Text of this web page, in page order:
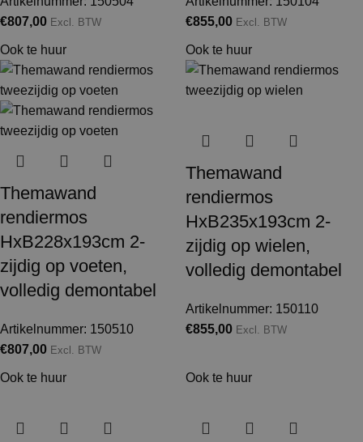
€807,00 Excl. BTW
€855,00 Excl. BTW
Ook te huur
Themawand
rendiermos
HxB228x193cm 2-
zijdig op voeten,
volledig demontabel
Artikelnummer: 150510
€807,00 Excl. BTW
Ook te huur
Themawand
rendiermos
HxB235x193cm 2-
zijdig op wielen,
volledig demontabel
Artikelnummer: 150110
€855,00 Excl. BTW
Ook te huur Ook te huur